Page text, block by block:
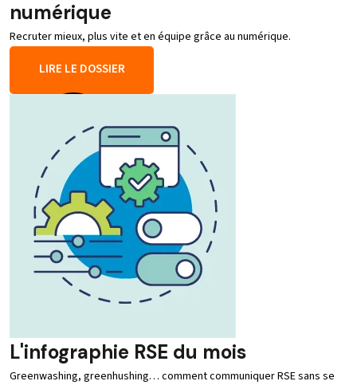
numérique
Recruter mieux, plus vite et en équipe grâce au numérique.
LIRE LE DOSSIER
L'infographie RSE du mois
Greenwashing, greenhushing… comment communiquer RSE sans se